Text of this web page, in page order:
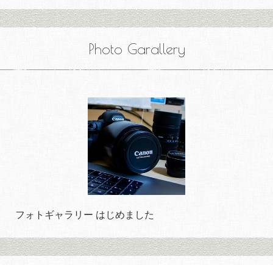
Photo Garallery
フォトギャラリー はじめました